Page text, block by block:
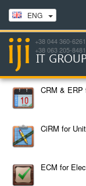
ENG
+38 044 360-
+38 063 205-8481
CRM & ERP
CiRM for
ECM for